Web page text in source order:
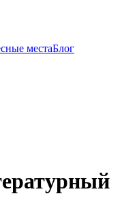
местаБлог